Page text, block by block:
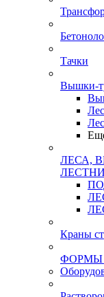
Тачки
Вышки-
ЛЕСА,
Краны
ФОРМЫ